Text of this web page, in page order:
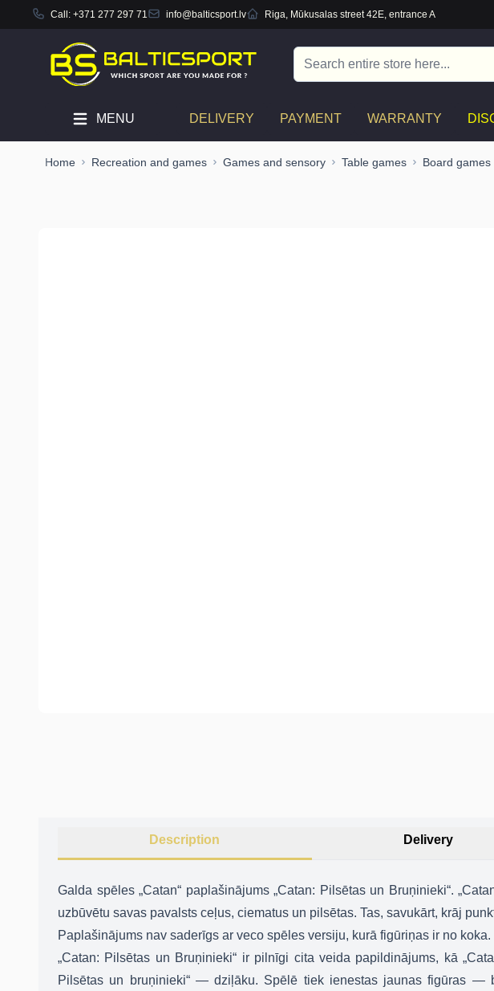
Call: +371 277 297 71 info@balticsport.lv Riga, Mūkusalas street 42E, entrance A
Search
MENU DELIVERY PAYMENT WARRANTY
Home Recreation and games Games and sensory Table games Board games
Description Delivery
Galda spēles „Catan“ paplašinājums „Catan: Pilsētas un Bruņinieki“. „
uzbūvētu savas pavalsts ceļus, ciematus un pilsētas. Tas, savukārt, krāj
Paplašinājums nav saderīgs ar veco spēles versiju, kurā figūriņas ir no koka.
„Catan: Pilsētas un Bruņinieki“ ir pilnīgi cita veida papildinājums, kā
Pilsētas un bruņinieki“ — dziļāku. Spēlē tiek ienestas jaunas figūras